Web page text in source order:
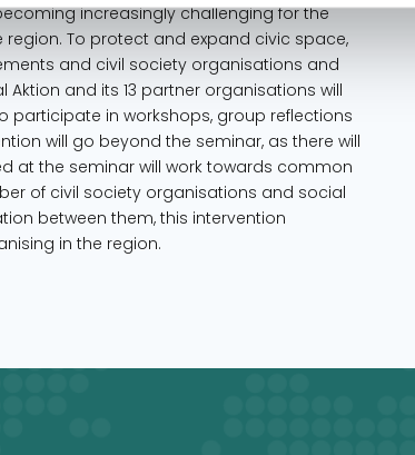
increasingly challenging for the
To protect and expand civic space,
and civil society organisations and
and its 13 partner organisations will
participate in workshops, group reflections
will go beyond the seminar, as there will
at the seminar will work towards common
of civil society organisations and social
between them, this intervention
in the region.